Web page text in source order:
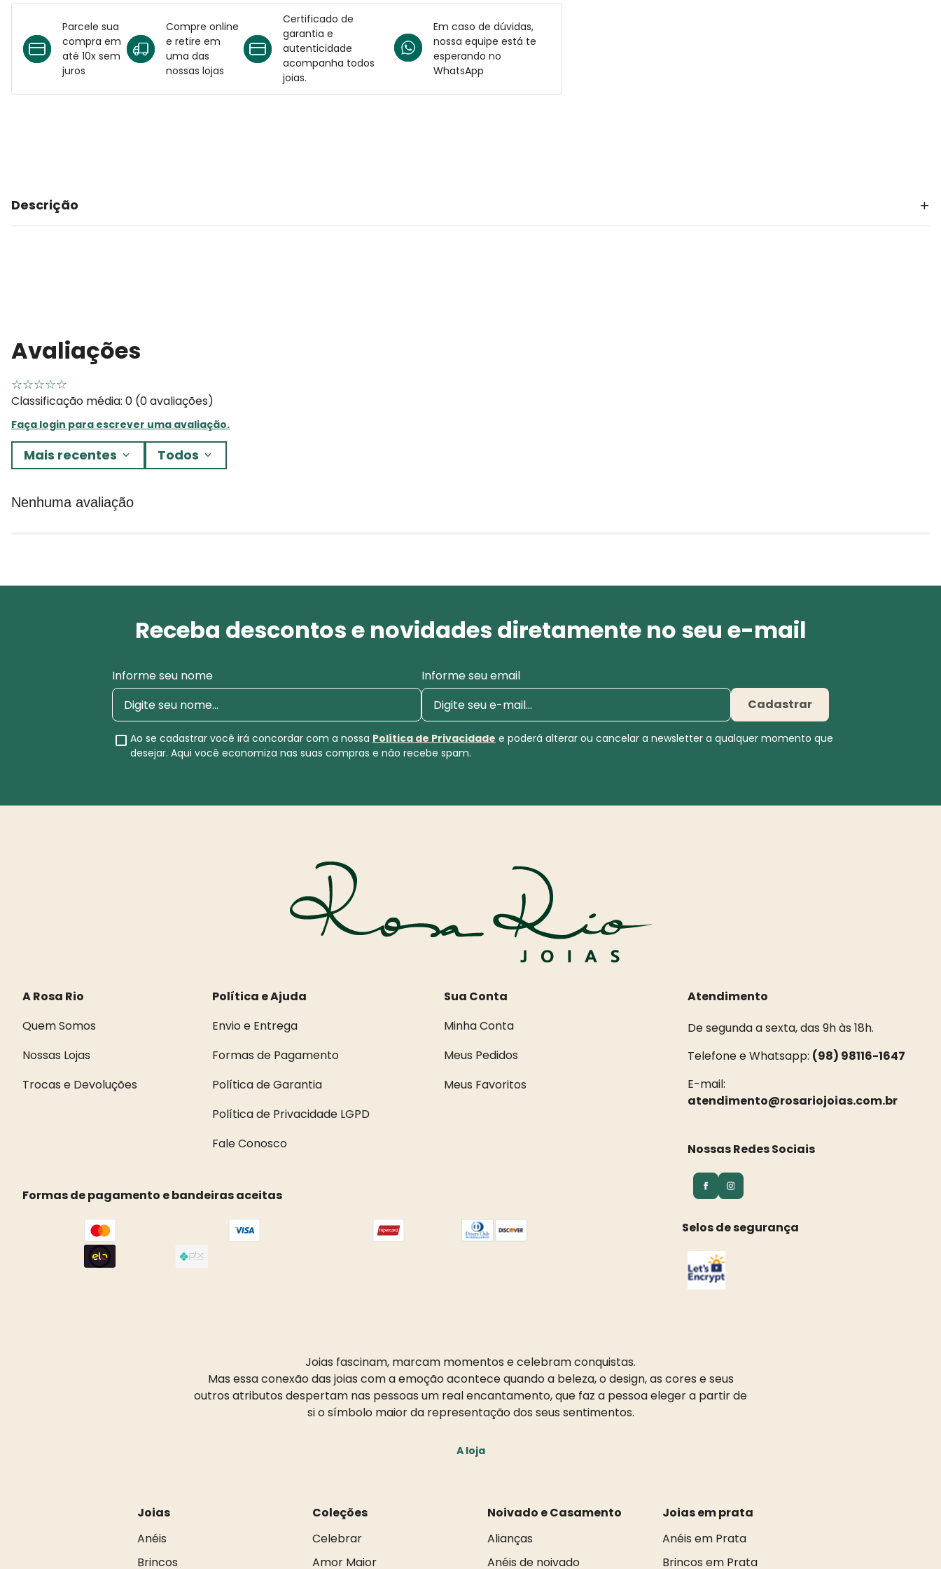
Parcele sua
compra em
até 10x sem
juros
Compre online
e retire em
uma das
nossas lojas
Certificado de
garantia e
autenticidade
acompanha todos
joias.
Em caso de dúvidas,
nossa equipe está te
esperando no
WhatsApp
Descrição
Avaliações
☆☆☆☆☆
Classificação média: 0 (0 avaliações)
Faça login para escrever uma avaliação.
Mais recentes Todos
Nenhuma avaliação
Receba descontos e novidades diretamente no seu e-mail
Informe seu nome
Informe seu email
Cadastrar
Ao se cadastrar você irá concordar com a nossa Política de Privacidade e poderá alterar ou cancelar a newsletter a qualquer momento que
desejar. Aqui você economiza nas suas compras e não recebe spam.
A Rosa Rio
Quem Somos
Nossas Lojas
Trocas e Devoluções
Política e Ajuda
Envio e Entrega
Formas de Pagamento
Política de Garantia
Política de Privacidade LGPD
Fale Conosco
Sua Conta
Minha Conta
Meus Pedidos
Meus Favoritos
Formas de pagamento e bandeiras aceitas
Atendimento
De segunda a sexta, das 9h às 18h.
Telefone e Whatsapp: (98) 98116-1647
E-mail:
atendimento@rosariojoias.com.br
Nossas Redes Sociais
Selos de segurança
Joias fascinam, marcam momentos e celebram conquistas.
Mas essa conexão das joias com a emoção acontece quando a beleza, o design, as cores e seus
outros atributos despertam nas pessoas um real encantamento, que faz a pessoa eleger a partir de
si o símbolo maior da representação dos seus sentimentos.
A loja
Joias
Anéis
Brincos
Coleções
Celebrar
Amor Maior
Noivado e Casamento
Alianças
Anéis de noivado
Joias em prata
Anéis em Prata
Brincos em Prata